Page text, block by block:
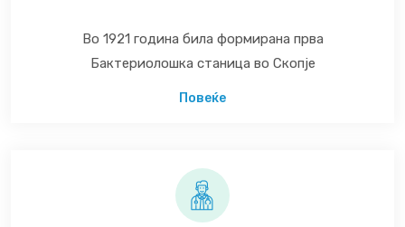
Во 1921 година била формирана прва
Бактериолошка станица во Скопје
Повеќе